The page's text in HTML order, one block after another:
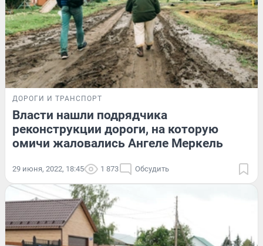
ДОРОГИ И ТРАНСПОРТ
Власти нашли подрядчика
реконструкции дороги, на которую
омичи жаловались Ангеле Меркель
29 июня, 2022, 18:45 1 873 Обсудить